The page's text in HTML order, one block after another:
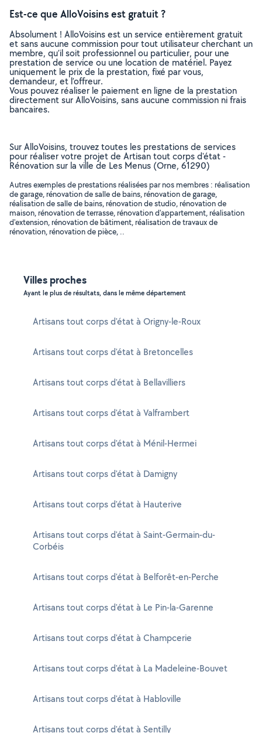
Est-ce que AlloVoisins est gratuit ?
Absolument ! AlloVoisins est un service entièrement gratuit
et sans aucune commission pour tout utilisateur cherchant un
membre, qu’il soit professionnel ou particulier, pour une
prestation de service ou une location de matériel. Payez
uniquement le prix de la prestation, fixé par vous,
demandeur, et l’offreur.
Vous pouvez réaliser le paiement en ligne de la prestation
directement sur AlloVoisins, sans aucune commission ni frais
bancaires.
Sur AlloVoisins, trouvez toutes les prestations de services
pour réaliser votre projet de Artisan tout corps d'état -
Rénovation sur la ville de Les Menus (Orne, 61290)
Autres exemples de prestations réalisées par nos membres : réalisation
de garage, rénovation de salle de bains, rénovation de garage,
réalisation de salle de bains, rénovation de studio, rénovation de
maison, rénovation de terrasse, rénovation d'appartement, réalisation
d'extension, rénovation de bâtiment, réalisation de travaux de
rénovation, rénovation de pièce, ..
Villes proches
Ayant le plus de résultats, dans le même département
Artisans tout corps d'état à Origny-le-Roux
Artisans tout corps d'état à Bretoncelles
Artisans tout corps d'état à Bellavilliers
Artisans tout corps d'état à Valframbert
Artisans tout corps d'état à Ménil-Hermei
Artisans tout corps d'état à Damigny
Artisans tout corps d'état à Hauterive
Artisans tout corps d'état à Saint-Germain-du-
Corbéis
Artisans tout corps d'état à Belforêt-en-Perche
Artisans tout corps d'état à Le Pin-la-Garenne
Artisans tout corps d'état à Champcerie
Artisans tout corps d'état à La Madeleine-Bouvet
Artisans tout corps d'état à Habloville
Artisans tout corps d'état à Sentilly